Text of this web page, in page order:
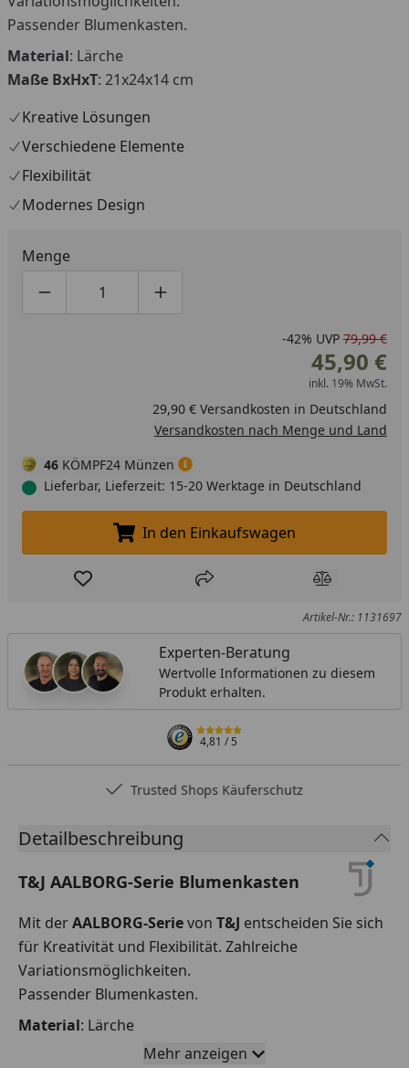
Passender Blumenkasten.
Material: Lärche
Maße BxHxT: 21x24x14 cm
Kreative Lösungen
Verschiedene Elemente
Flexibilität
Modernes Design
Menge
Produktmenge um eins verringern
Produktmenge manuell eingeben
Produktmenge um eins erhöhen
-42% UVP 79,99 €
45,90 €
inkl. 19% MwSt.
29,90 € Versandkosten in Deutschland
Versandkosten nach Menge und Land
46 KÖMPF24 Münzen
Lieferbar, Lieferzeit: 15-20 Werktage in Deutschland
In den Einkaufswagen legen
In den Einkaufswagen
Produkt zur Wunschliste hinzufügen
Teilen Produkt
Artikel-Nr.: 1131697
Experten-Beratung
Wertvolle Informationen zu diesem
Produkt erhalten.
4,81/ 5
Trusted Shops Käuferschutz
Detailbeschreibung
T&J AALBORG-Serie Blumenkasten
Mit derAALBORG-Serievon T&J entscheiden Sie sich
für Kreativität und Flexibilität. Zahlreiche
Variationsmöglichkeiten.
Passender Blumenkasten.
Material: Lärche
: 21x24x14 cm
Mehr anzeigen